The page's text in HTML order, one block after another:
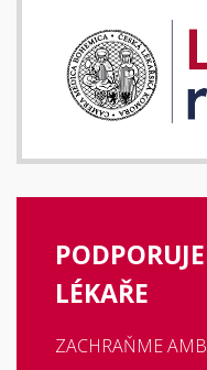
LÉKAŘE
ZACHRAŇME